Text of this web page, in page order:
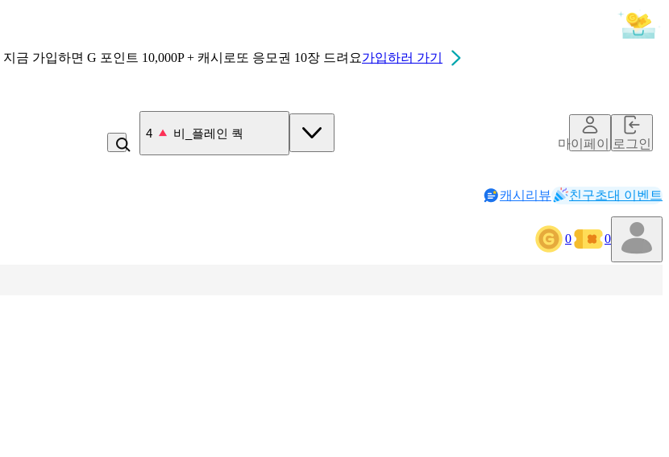
지금 가입하면 G 포인트 10,000P + 캐시로또 응모권 10장 드려요가입하러 가기
5 라면
마이페이지로그인
캐시리뷰 친구초대 이벤트
0 0